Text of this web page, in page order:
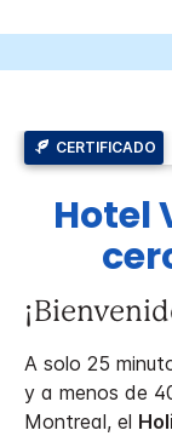
CERTIFICADO
Hotel
A solo 25
y a menos de
Montreal, el